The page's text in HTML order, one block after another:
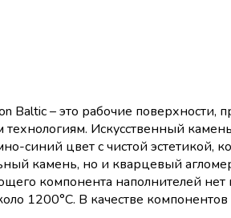
Baltic – это рабочие
Искусственный
синий цвет с чистой
камень, но и кварцевый
компонента наполнителей
1200°С. В качестве